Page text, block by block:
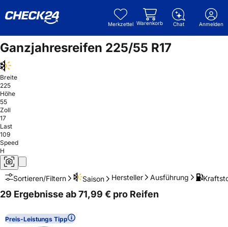
Merkzettel Warenkorb Chat Anmelden
Ganzjahresreifen 225/55 R17
Breite
225
Höhe
55
Zoll
17
Last
109
Speed
H
Sortieren/Filtern Saison Hersteller Ausführung
29 Ergebnisse ab 71,99 € pro Reifen
Preis-Leistungs Tipp